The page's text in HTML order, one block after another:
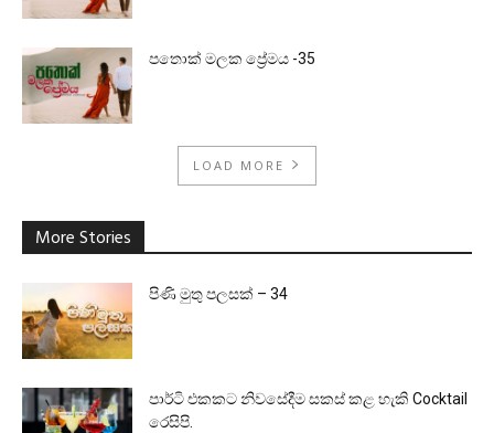
පතොක් මලක ප්‍රේමය -35
LOAD MORE
More Stories
පිණි මුතු පලසක් – 34
පාර්ටි එකකට නිවසේදීම සකස් කළ හැකි Cocktail
රෙසිපි.